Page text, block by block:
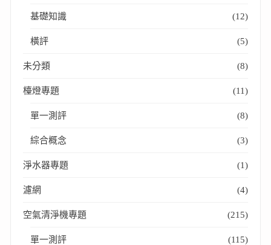
基礎知識 (12)
橫評 (5)
未分類 (8)
檯燈專題 (11)
單一測評 (8)
綜合概念 (3)
淨水器專題 (1)
濾網 (4)
空氣清淨機專題 (215)
單一測評 (115)